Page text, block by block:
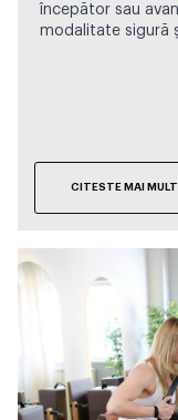
începător sau
modalitate sigură
CITESTE MAI MULT